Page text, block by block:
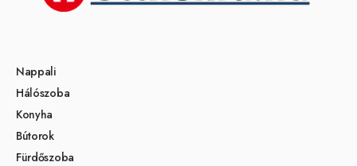
Nappali
Hálószoba
Konyha
Bútorok
Fürdőszoba